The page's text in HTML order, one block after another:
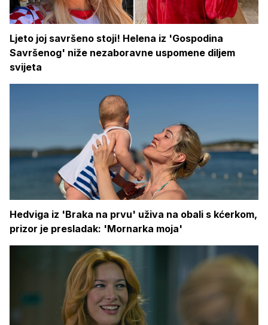
Ljeto joj savršeno stoji! Helena iz 'Gospodina
Savršenog' niže nezaboravne uspomene diljem
svijeta
Hedviga iz 'Braka na prvu' uživa na obali s kćerkom,
prizor je presladak: 'Mornarka moja'